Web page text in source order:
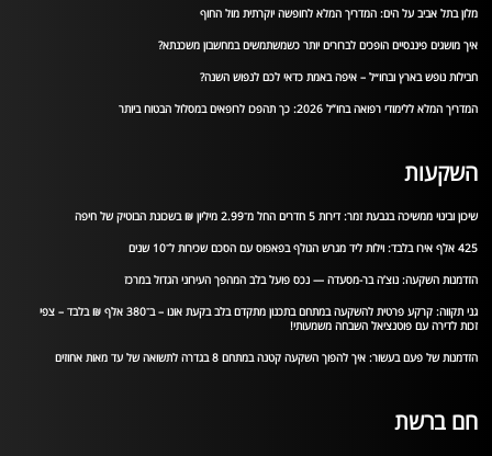
מלון בתל אביב על הים: המדריך המלא לחופשה יוקרתית מול החוף
איך מושגים פיננסיים הופכים לברורים יותר כשמשתמשים במחשבון משכנתא?
חבילות נופש בארץ ובחו״ל – איפה באמת כדאי לכם לנפוש השנה?
המדריך המלא ללימודי רפואה בחו”ל 2026: כך תהפכו לרופאים במסלול הבטוח ביותר
השקעות
שיכון ובינוי ממשיכה בגבעת זמר: דירות 5 חדרים החל מ־2.99 מיליון ₪ בשכונת הבוטיק של חיפה
425 אלף אירו בלבד: וילות ליד מגרש הגולף בפאפוס עם הסכם שכירות ל־10 שנים
הזדמנות השקעה: נוצ’ה בר-מסעדה — נכס פועל בלב המהפך העירוני הגדול במרכז
גני תקווה: קרקע פרטית להשקעה במתחם בתכנון מתקדם בלב בקעת אונו – ב־380 אלף ₪ בלבד – צפי
זכות לדירה עם פוטנציאל השבחה משמעותי!
הזדמנות של פעם בעשור: איך להפוך השקעה קטנה במתחם 8 בגדרה לתשואה של עד מאות אחוזים
חם ברשת